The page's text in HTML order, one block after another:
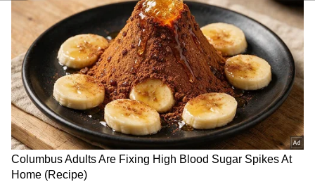
உடற்பயிற்சி
இதய ஆரோக்கியத்திற்காக வேகமான
நடைப்பயிற்சி மிகவும் பயனுள்ளதாக
இருக்கும். மூட்டுகளுக்கு அதிக அழுத்தம்
தராமல் உடலை சுறுசுறுப்பாக வைத்திருக்க
இது உதவும். இதனுடன் மிதிவண்டி பயிற்சி
மற்றும் நீச்சல் போன்ற செயல்பாடுகளும்
உடல் சக்தி மற்றும் சகிப்புத்தன்மையை